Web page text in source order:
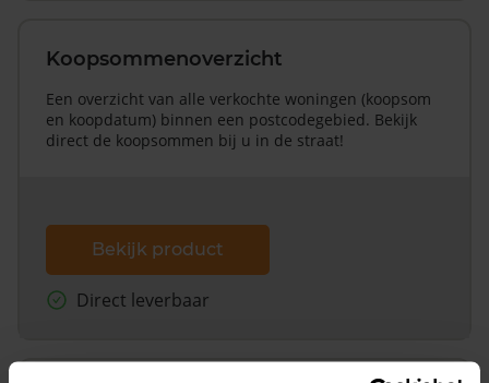
Koopsommenoverzicht
Een overzicht van alle verkochte woningen (koopsom
en koopdatum) binnen een postcodegebied. Bekijk
direct de koopsommen bij u in de straat!
Bekijk product
Direct leverbaar